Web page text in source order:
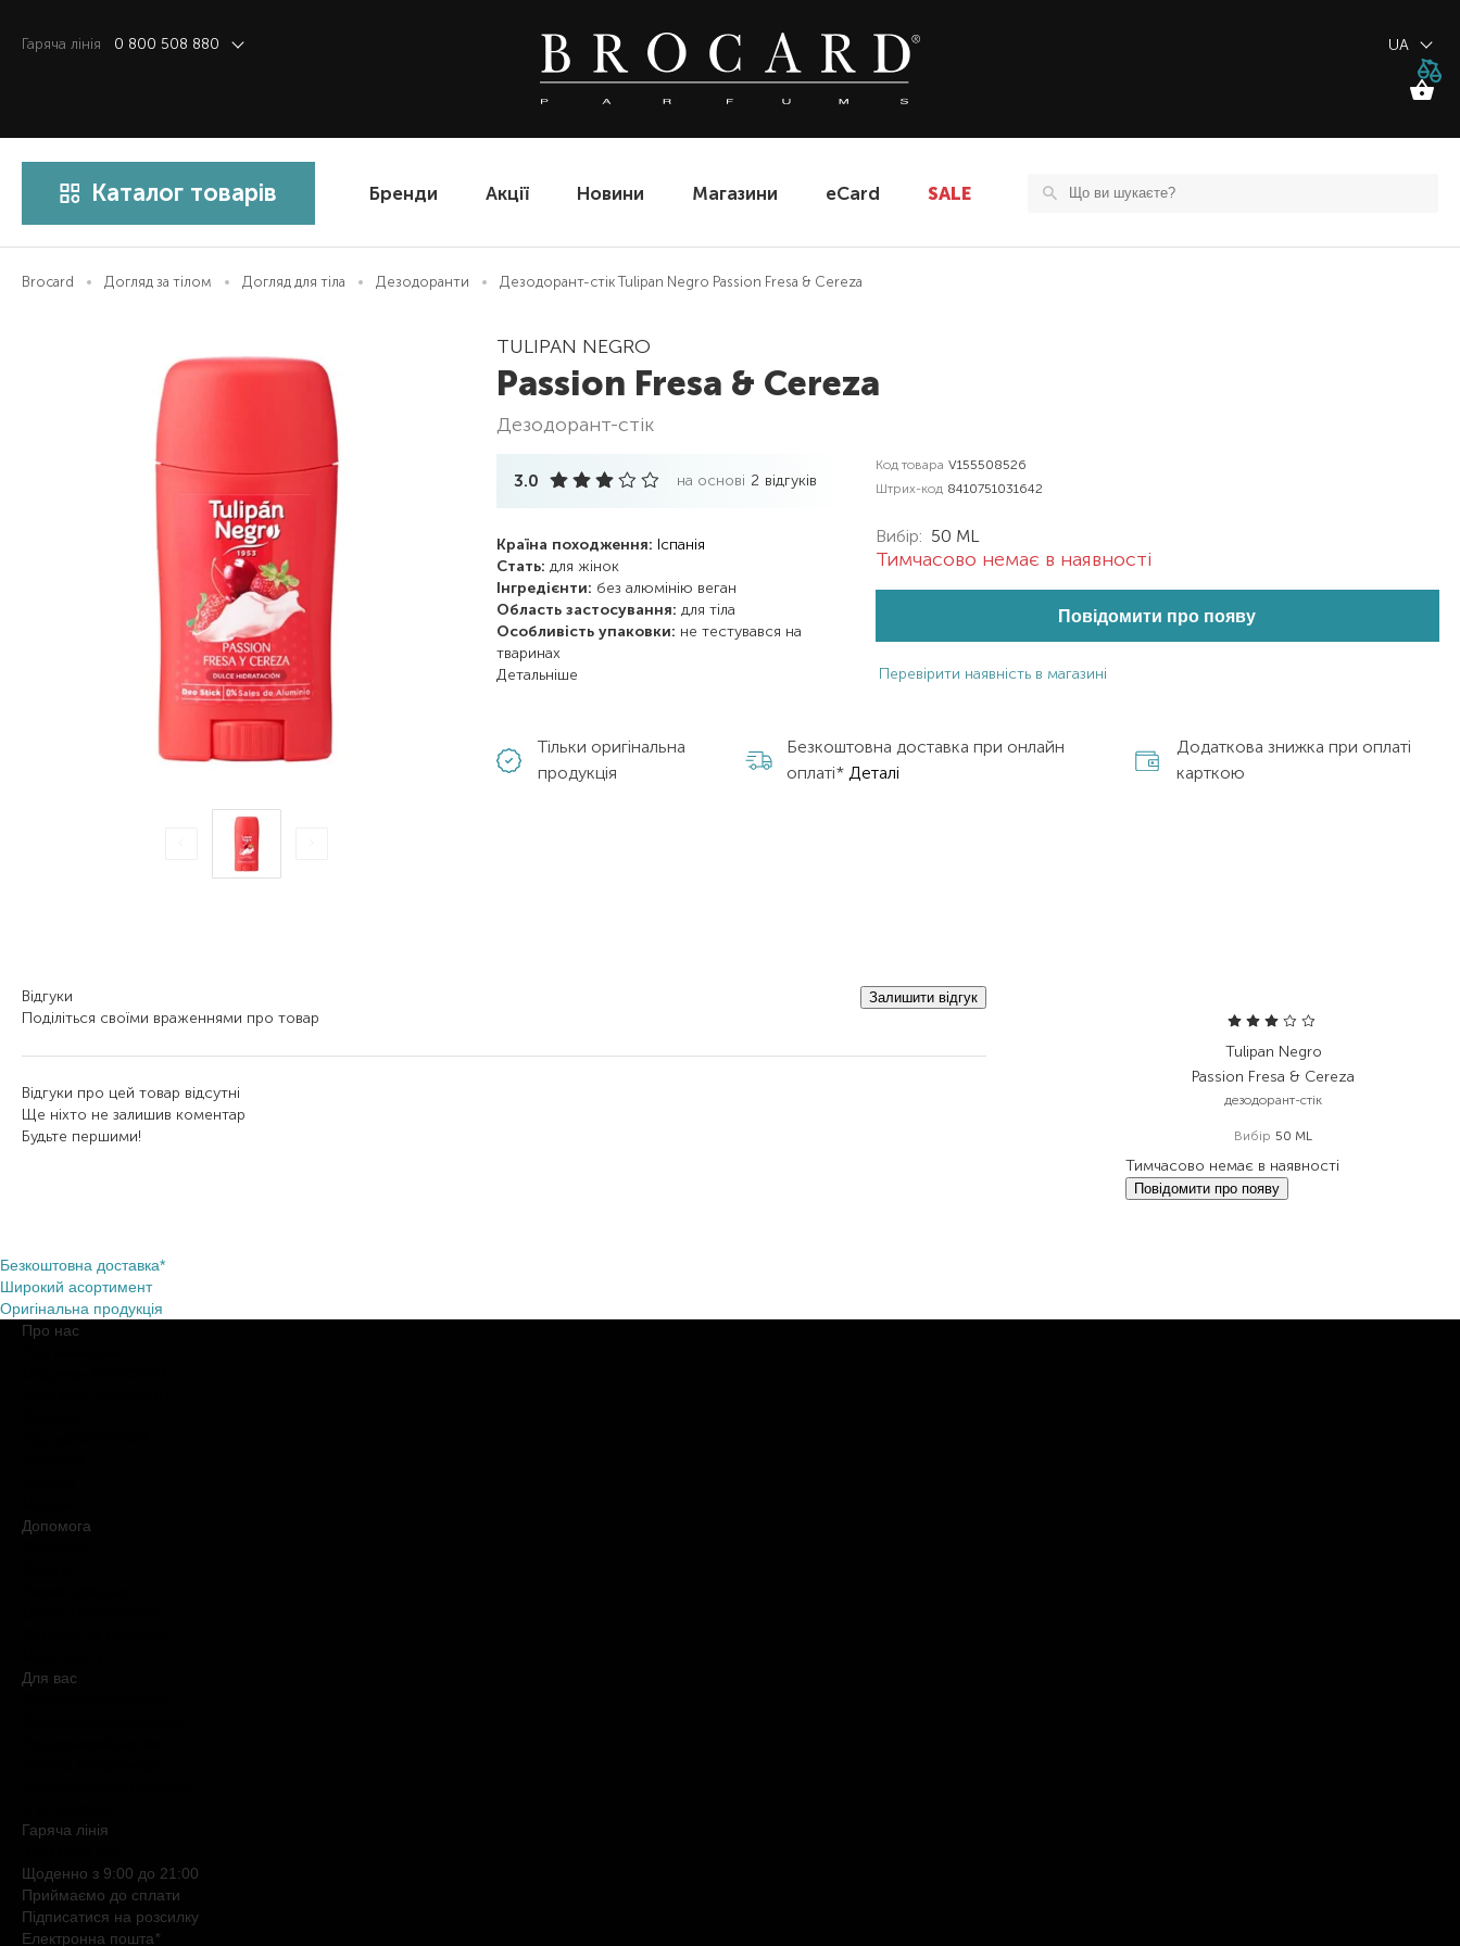
Гаряча лiнiя 0 800 508 880 UA
Каталог товарів Бренди Акції Новини Магазини eCard SALE
Brocard Догляд за тілом Догляд для тіла Дезодоранти Дезодорант-стік Tulipan Negro Passion Fresa & Cereza
TULIPAN NEGRO
Passion Fresa & Cereza
дезодорант-стік
3.0 на основі 2 відгуків
Країна походження: Іспанія
Стать: для жінок
Інгредієнти: без алюмінію веган
Область застосування: для тіла
Особливість упаковки:
тваринах
Детальніше
Код товара V155508526
Штрих-код 8410751031642
Вибір: 50 ML
Тимчасово немає в наявності
Повідомити про появу
Перевірити наявність в магазині
Тільки оригінальна
продукція
Безкоштовна доставка при онлайн
оплаті* Деталі
Додаткова знижка при оплаті
карткою
Відгуки
Поділіться своїми враженнями про товар
Залишити відгук
Відгуки про цей товар відсутні
Ще ніхто не залишив коментар
Будьте першими!
Tulipan Negro
Passion Fresa & Cereza
дезодорант-стік
Вибір 50 ML
Тимчасово немає в наявності
Повідомити про появу
Безкоштовна доставка*
Широкий асортимент
Оригінальна продукція
Про нас
Допомога
Для вас
Гаряча лiнiя
Щоденно з 9:00 до 21:00
Приймаємо до сплати
Підписатися на розсилку
Електронна пошта*